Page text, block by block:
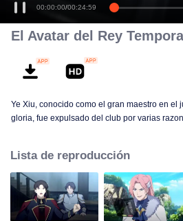
00:00:00/00:24:59
El Avatar del Rey
Ye Xiu, conocido como el gran maestro en el
gloria, fue expulsado del club por varias
juego del rey de la gloria de la décima zona
recuerdos del pasado y un arma inconclusa
comenzó el camino para regresar a la cima.
Lista de reproducción